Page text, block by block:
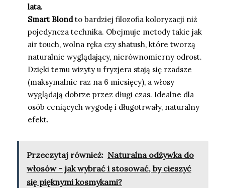
lata.
Smart Blondto bardziej filozofia koloryzacji niż
pojedyncza technika. Obejmuje metody takie jak
air touch, wolna ręka czy shatush, które tworzą
naturalnie wyglądający, nierównomierny odrost.
Dzięki temu wizyty u fryzjera stają się rzadsze
(maksymalnie raz na 6 miesięcy), a włosy
wyglądają dobrze przez długi czas. Idealne dla
osób ceniących wygodę i długotrwały, naturalny
efekt.
Przeczytaj również: Naturalna odżywka do
włosów - jak wybrać i stosować, by cieszyć
się pięknymi kosmykami?